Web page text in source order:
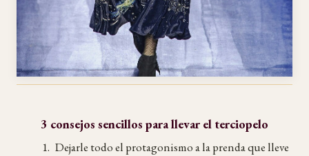
3 consejos sencillos para llevar el terciopelo
Dejarle todo el protagonismo a la prenda que lleve